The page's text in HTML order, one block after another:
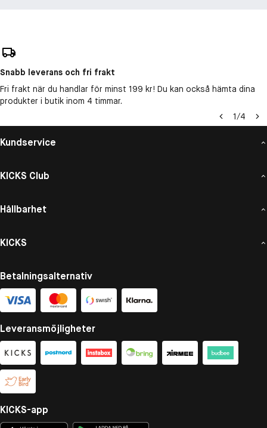
Snabb leverans och fri frakt
Fri frakt när du handlar för minst 199 kr! Du kan också hämta dina
produkter i butik inom 4 timmar.
1/4
Kundservice
KICKS Club
Hållbarhet
KICKS
Betalningsalternativ
Leveransmöjligheter
KICKS-app